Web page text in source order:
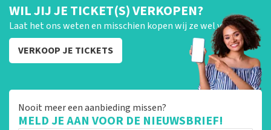
WIL JIJ JE TICKET(S) VERKOPEN?
Laat het ons weten en misschien kopen wij ze wel van je!
VERKOOP JE TICKETS
Nooit meer een aanbieding missen?
MELD JE AAN VOOR DE NIEUWSBRIEF!